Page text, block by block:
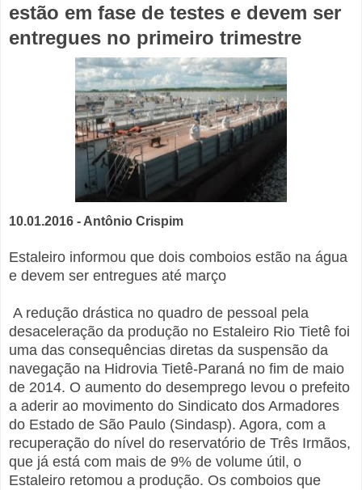
estão em fase de testes e devem ser
entregues no primeiro trimestre
10.01.2016 - Antônio Crispim
Estaleiro informou que dois comboios estão na água
e devem ser entregues até março
A redução drástica no quadro de pessoal pela
desaceleração da produção no Estaleiro Rio Tietê foi
uma das consequências diretas da suspensão da
navegação na Hidrovia Tietê-Paraná no fim de maio
de 2014. O aumento do desemprego levou o prefeito
a aderir ao movimento do Sindicato dos Armadores
do Estado de São Paulo (Sindasp). Agora, com a
recuperação do nível do reservatório de Três Irmãos,
que já está com mais de 9% de volume útil, o
Estaleiro retomou a produção. Os comboios que